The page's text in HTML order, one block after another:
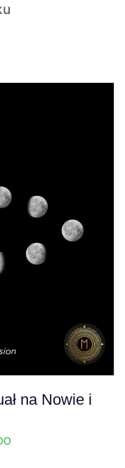
na Nowie i